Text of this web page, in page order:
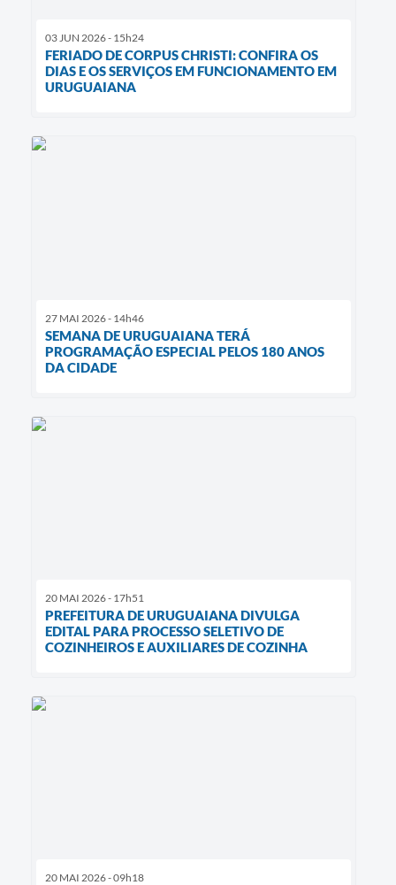
03 JUN 2026 - 15h24
FERIADO DE CORPUS CHRISTI: CONFIRA OS
DIAS E OS SERVIÇOS EM FUNCIONAMENTO EM
URUGUAIANA
27 MAI 2026 - 14h46
SEMANA DE URUGUAIANA TERÁ
PROGRAMAÇÃO ESPECIAL PELOS 180 ANOS
DA CIDADE
20 MAI 2026 - 17h51
PREFEITURA DE URUGUAIANA DIVULGA
EDITAL PARA PROCESSO SELETIVO DE
COZINHEIROS E AUXILIARES DE COZINHA
20 MAI 2026 - 09h18